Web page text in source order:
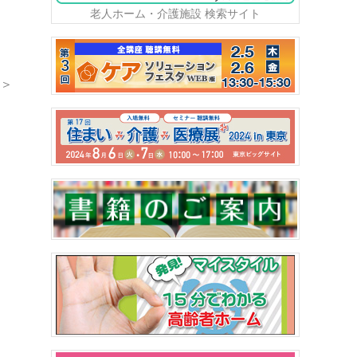
老人ホーム・介護施設 検索サイト